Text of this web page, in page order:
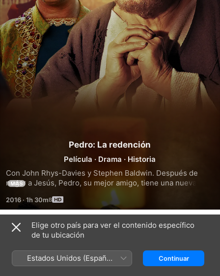
Pedro: La redención
Película · Drama · Historia
Con John Rhys-Davies y Stephen Baldwin. Después de
negar a Jesús, Pedro, su mejor amigo, tiene una nueva
oportunidad para su redención. El que caminó con Cristo y
fue testigo de sus milagros, ahora enfrentando una muerte
inminente, deberá probar su fe.
MÁS
2016 · 1h 30m
Tráilers
Elige otro país para ver el contenido específico
de tu ubicación
Estados Unidos (Español
México)
Continuar